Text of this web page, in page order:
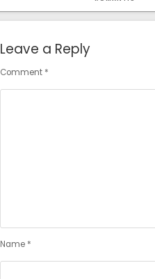
Leave a Reply
Comment *
Name *